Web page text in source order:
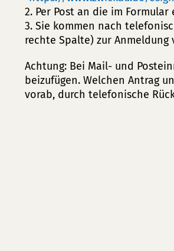
2. Per Post an die im Formular
3. Sie kommen nach
rechte Spalte) zur Anmeldung
Achtung: Bei Mail- und
beizufügen. Welchen Antrag
vorab, durch telefonische